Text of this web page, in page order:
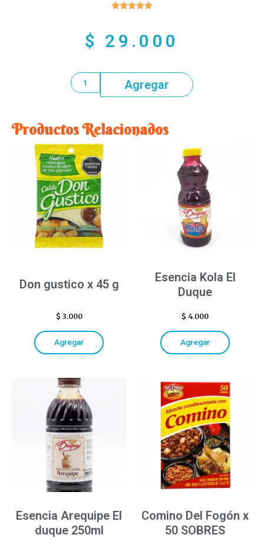

$ 29.000
Agregar
Productos Relacionados
Don gustico x 45 g
$ 3.000
Agregar
Esencia Kola El
Duque
$ 4.000
Agregar
Esencia Arequipe El
duque 250ml
Comino Del Fogón x
50 SOBRES